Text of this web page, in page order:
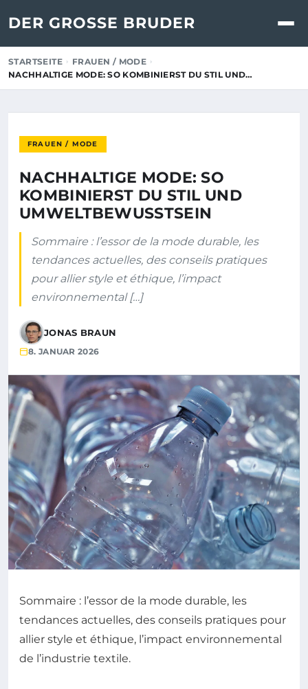
DER GROSSE BRUDER
STARTSEITE
FRAUEN / MODE
NACHHALTIGE MODE: SO KOMBINIERST DU STIL UND…
FRAUEN / MODE
NACHHALTIGE MODE: SO
KOMBINIERST DU STIL UND
UMWELTBEWUSSTSEIN
Sommaire : l’essor de la mode durable, les
tendances actuelles, des conseils pratiques
pour allier style et éthique, l’impact
environnemental […]
JONAS BRAUN
8. JANUAR 2026
Sommaire : l’essor de la mode durable, les
tendances actuelles, des conseils pratiques pour
allier style et éthique, l’impact environnemental
de l’industrie textile.